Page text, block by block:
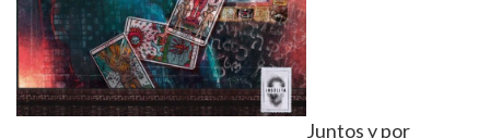
Juntos y por